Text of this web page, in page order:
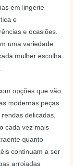
em lingerie
e
e ocasiões.
uma variedade
mulher escolha
opções que vão
modernas peças
delicadas,
cada vez mais
quanto
continuam a ser
arrojadas